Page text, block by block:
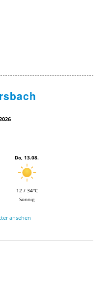
Do, 13.08.
12 / 34°C
Sonnig
ansehen